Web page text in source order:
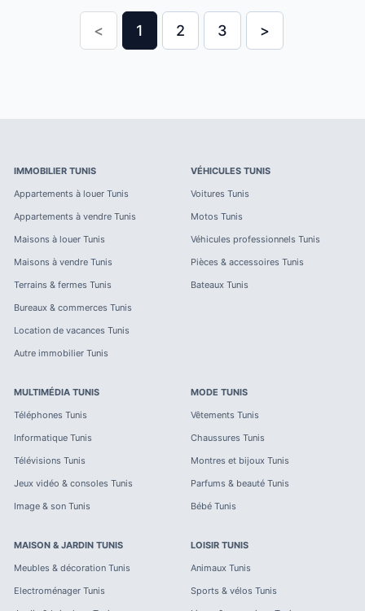
< 1 2 3 >
IMMOBILIER TUNIS
Appartements à louer Tunis
Appartements à vendre Tunis
Maisons à louer Tunis
Maisons à vendre Tunis
Terrains & fermes Tunis
Bureaux & commerces Tunis
Location de vacances Tunis
Autre immobilier Tunis
VÉHICULES TUNIS
Voitures Tunis
Motos Tunis
Véhicules professionnels Tunis
Pièces & accessoires Tunis
Bateaux Tunis
MULTIMÉDIA TUNIS
Téléphones Tunis
Informatique Tunis
Télévisions Tunis
Jeux vidéo & consoles Tunis
Image & son Tunis
MODE TUNIS
Vêtements Tunis
Chaussures Tunis
Montres et bijoux Tunis
Parfums & beauté Tunis
Bébé Tunis
MAISON & JARDIN TUNIS
Meubles & décoration Tunis
Electroménager Tunis
LOISIR TUNIS
Animaux Tunis
Sports & vélos Tunis